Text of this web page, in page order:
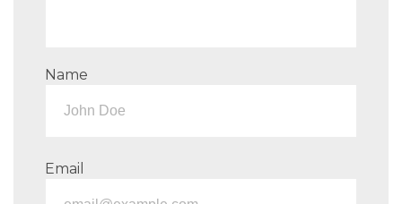
Name
Email